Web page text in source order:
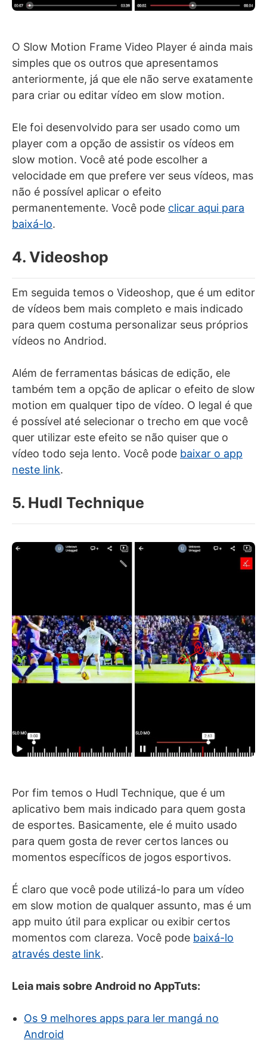
O Slow Motion Frame Video Player é ainda mais
simples que os outros que apresentamos
anteriormente, já que ele não serve exatamente
para criar ou editar vídeo em slow motion.
Ele foi desenvolvido para ser usado como um
player com a opção de assistir os vídeos em
slow motion. Você até pode escolher a
velocidade em que prefere ver seus vídeos, mas
não é possível aplicar o efeito
permanentemente. Você pode clicar aqui para
baixá-lo.
4. Videoshop
Em seguida temos o Videoshop, que é um editor
de vídeos bem mais completo e mais indicado
para quem costuma personalizar seus próprios
vídeos no Andriod.
Além de ferramentas básicas de edição, ele
também tem a opção de aplicar o efeito de slow
motion em qualquer tipo de vídeo. O legal é que
é possível até selecionar o trecho em que você
quer utilizar este efeito se não quiser que o
vídeo todo seja lento. Você pode baixar o app
neste link.
5. Hudl Technique
Por fim temos o Hudl Technique, que é um
aplicativo bem mais indicado para quem gosta
de esportes. Basicamente, ele é muito usado
para quem gosta de rever certos lances ou
momentos específicos de jogos esportivos.
É claro que você pode utilizá-lo para um vídeo
em slow motion de qualquer assunto, mas é um
app muito útil para explicar ou exibir certos
momentos com clareza. Você pode baixá-lo
através deste link.
Leia mais sobre Android no AppTuts:
Os 9 melhores apps para ler mangá no
Android